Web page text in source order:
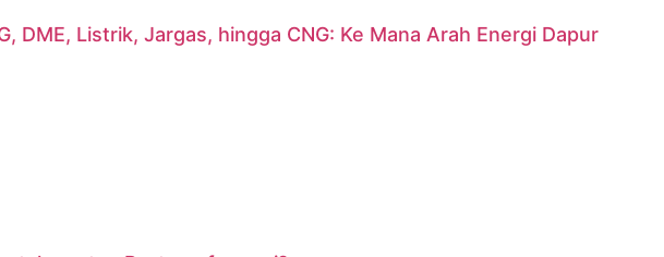
DME, Listrik, Jargas, hingga CNG: Ke Mana Arah Energi Dapur